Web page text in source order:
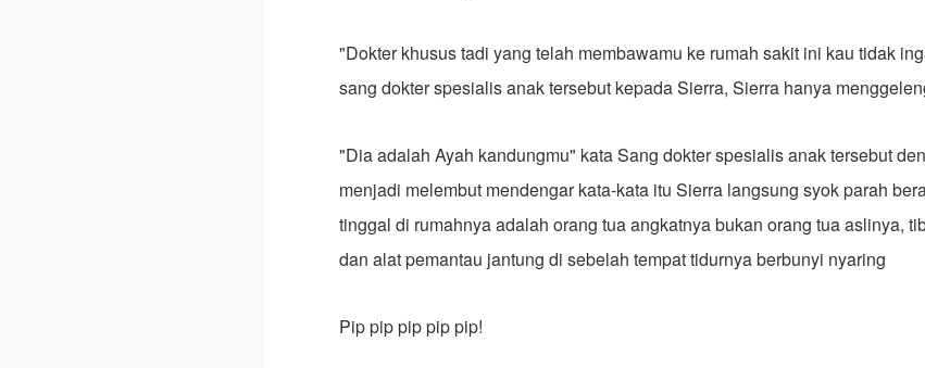
"Dokter khusus tadi yang telah membawamu ke rumah sakit ini kau tidak
sang dokter spesialis anak tersebut kepada Sierra, Sierra hanya
"Dia adalah Ayah kandungmu" kata Sang dokter spesialis anak tersebut
menjadi melembut mendengar kata-kata itu Sierra langsung syok parah
tinggal di rumahnya adalah orang tua angkatnya bukan orang tua aslinya,
dan alat pemantau jantung di sebelah tempat tidurnya berbunyi nyaring
Pip pip pip pip pip!